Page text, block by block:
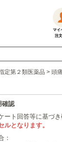
マイ
注
定第２類医薬品 頭
確認
ト回答等に基づき
となります。
：